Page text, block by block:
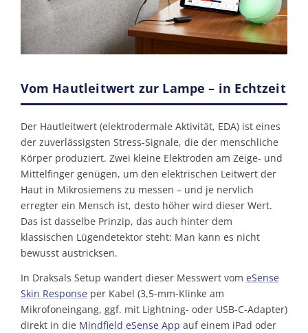
Vom Hautleitwert zur Lampe – in Echtzeit
Der Hautleitwert (elektrodermale Aktivität, EDA) ist eines
der zuverlässigsten Stress-Signale, die der menschliche
Körper produziert. Zwei kleine Elektroden am Zeige- und
Mittelfinger genügen, um den elektrischen Leitwert der
Haut in Mikrosiemens zu messen – und je nervlich
erregter ein Mensch ist, desto höher wird dieser Wert.
Das ist dasselbe Prinzip, das auch hinter dem
klassischen Lügendetektor steht: Man kann es nicht
bewusst austricksen.
In Draksals Setup wandert dieser Mess­wert vom eSense
Skin Responseper Kabel (3,5-mm-Klinke am
Mikrofoneingang, ggf. mit Lightning- oder USB-C-Adapter)
direkt in die Mindfield eSense App auf einem iPad oder